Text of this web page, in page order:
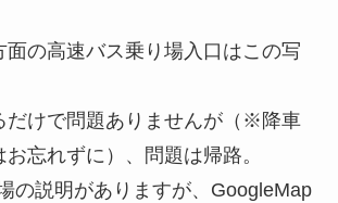
面の高速バス乗り場入口はこの写
だけで問題ありませんが（※降車
忘れずに）、問題は帰路。
の説明がありますが、GoogleMap